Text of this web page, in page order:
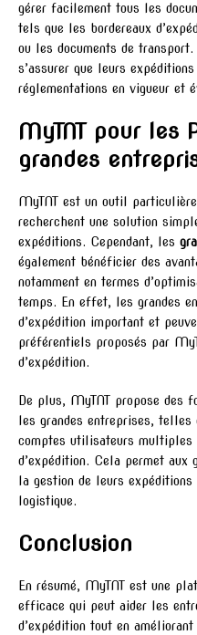
gérer facilement tous les
tels que les bordereaux
ou les documents de
s’assurer que leurs
réglementations en vigueur et
MyTNT pour les
grandes
MyTNT est un outil
recherchent une solution
expéditions. Cependant, les
également bénéficier des
notamment en termes
temps. En effet, les grandes
d’expédition important et
préférentiels proposés par
d’expédition.
De plus, MyTNT propose des
les grandes entreprises,
comptes utilisateurs multiples
d’expédition. Cela permet aux
la gestion de leurs
logistique.
Conclusion
En résumé, MyTNT est une
efficace qui peut aider les
d’expédition tout en